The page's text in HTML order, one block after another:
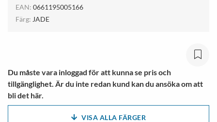
EAN: 0661195005166
Färg: JADE
Du måste vara inloggad för att kunna se pris och
tillgänglighet. Är du inte redan kund kan du ansöka om att
bli det här.
VISA ALLA FÄRGER